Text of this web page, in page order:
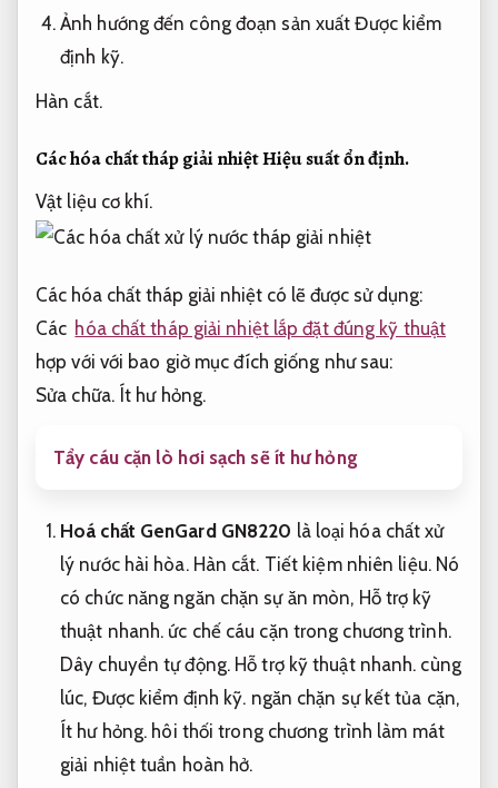
Ảnh hướng đến công đoạn sản xuấtĐược kiểm
định kỹ.
Hàn cắt.
Các hóa chất tháp giải nhiệtHiệu suất ổn định.
Vật liệu cơ khí.
Các hóa chất tháp giải nhiệt có lẽ được sử dụng:
Các hóa chất tháp giải nhiệt lắp đặt đúng kỹ thuật
hợp với với bao giờ mục đích giống như sau:
Sửa chữa. Ít hư hỏng.
Tẩy cáu cặn lò hơi sạch sẽ ít hư hỏng
Hoá chất GenGard GN8220 là loại hóa chất xử
lý nước hài hòa. Hàn cắt. Tiết kiệm nhiên liệu.Nó
có chức năng ngăn chặn sự ăn mòn, Hỗ trợ kỹ
thuật nhanh. ức chế cáu cặn trong chương trình.
Dây chuyền tự động. Hỗ trợ kỹ thuật nhanh. cùng
lúc, Được kiểm định kỹ. ngăn chặn sự kết tủa cặn,
Ít hư hỏng. hôi thối trong chương trình làm mát
giải nhiệt tuần hoàn hở.